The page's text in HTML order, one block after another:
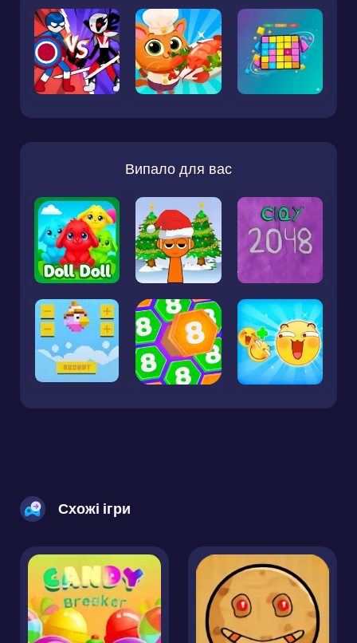
Випало для вас
Схожі ігри